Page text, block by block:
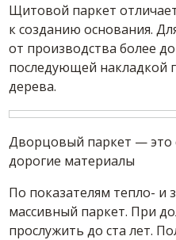
Щитовой паркет
к созданию основания.
от производства более
последующей накладкой
дерева.
Дворцовый паркет — это
дорогие материалы
По показателям тепло- и
массивный паркет. При
прослужить до ста лет.